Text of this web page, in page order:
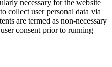
necessary for the website
collect user personal data via
are termed as non-necessary
consent prior to running